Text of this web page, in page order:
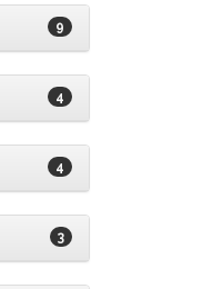
9
4
4
3